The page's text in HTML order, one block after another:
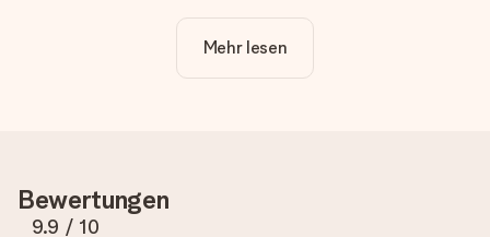
noch eines unserer angebotenen Designs, um deinem
Geschenk die perfekte Ausstrahlung zu verleihen.
Wir möchten sicherstellen, dass du mit deinem Geschenk
rundum zufrieden bist. Deshalb ist es wichtig, qualitativ
Mehr lesen
Bewertungen
9.9 / 10